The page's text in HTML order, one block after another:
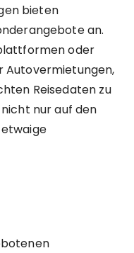
bieten
an.
oder
Autovermietungen,
Reisedaten zu
nur auf den